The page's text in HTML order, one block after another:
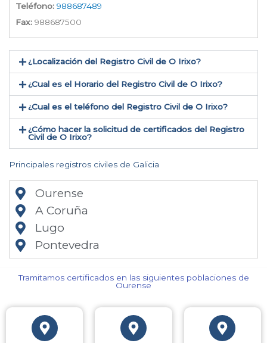
Teléfono: 988687489
Fax: 988687500
¿Localización del Registro Civil de O Irixo​?
¿Cual es el Horario del Registro Civil de O Irixo?
¿Cual es el teléfono del Registro Civil de O Irixo​?
¿Cómo hacer la solicitud de certificados del Registro
Civil de O Irixo​?
Principales registros civiles de Galicia
Ourense
A Coruña
Lugo
Pontevedra
Tramitamos certificados en las siguientes poblaciones de
Ourense​